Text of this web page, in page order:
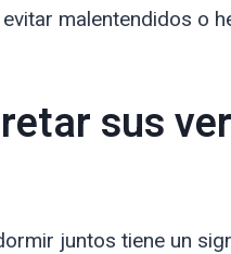
malentendidos o
sus
juntos tiene un